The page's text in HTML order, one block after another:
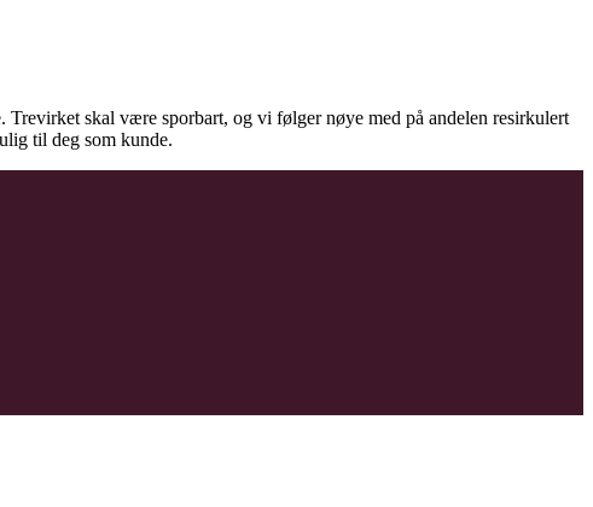
skal være sporbart, og vi følger nøye med på andelen resirkulert
til deg som kunde.